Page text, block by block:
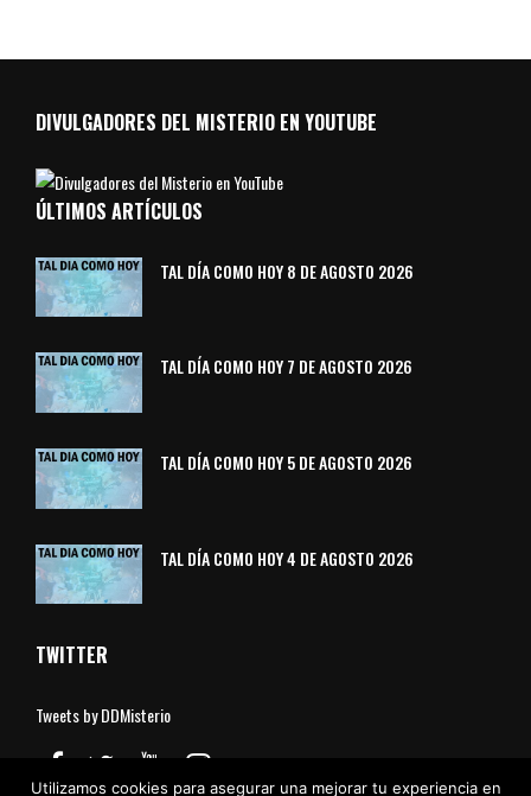
DIVULGADORES DEL MISTERIO EN YOUTUBE
ÚLTIMOS ARTÍCULOS
TAL DÍA COMO HOY 8 DE AGOSTO 2026
TAL DÍA COMO HOY 7 DE AGOSTO 2026
TAL DÍA COMO HOY 5 DE AGOSTO 2026
TAL DÍA COMO HOY 4 DE AGOSTO 2026
TWITTER
Tweets by DDMisterio
Utilizamos cookies para asegurar una mejorar tu experiencia en